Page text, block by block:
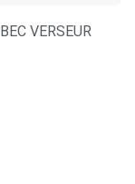
BEC VERSEUR